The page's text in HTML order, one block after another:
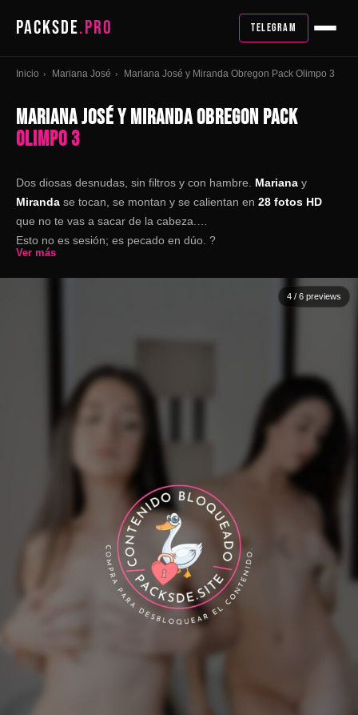
PACKSDE.PRO TELEGRAM
Inicio › Mariana José › Mariana José y Miranda Obregon Pack Olimpo 3
MARIANA JOSÉ Y MIRANDA OBREGON PACK
OLIMPO 3
Dos diosas desnudas, sin filtros y con hambre. Mariana y
Miranda se tocan, se montan y se calientan en 28 fotos HD
que no te vas a sacar de la cabeza.
Esto no es sesión; es pecado en dúo. ?
Ver más
4 / 6 previews